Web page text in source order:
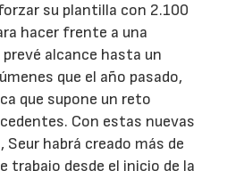
su plantilla con 2.100
hacer frente a una
prevé alcance hasta un
que el año pasado,
que supone un reto
Con estas nuevas
habrá creado más de
trabajo desde el inicio de la